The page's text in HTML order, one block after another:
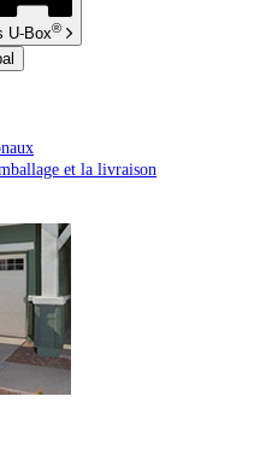
U-Box®
et la livraison